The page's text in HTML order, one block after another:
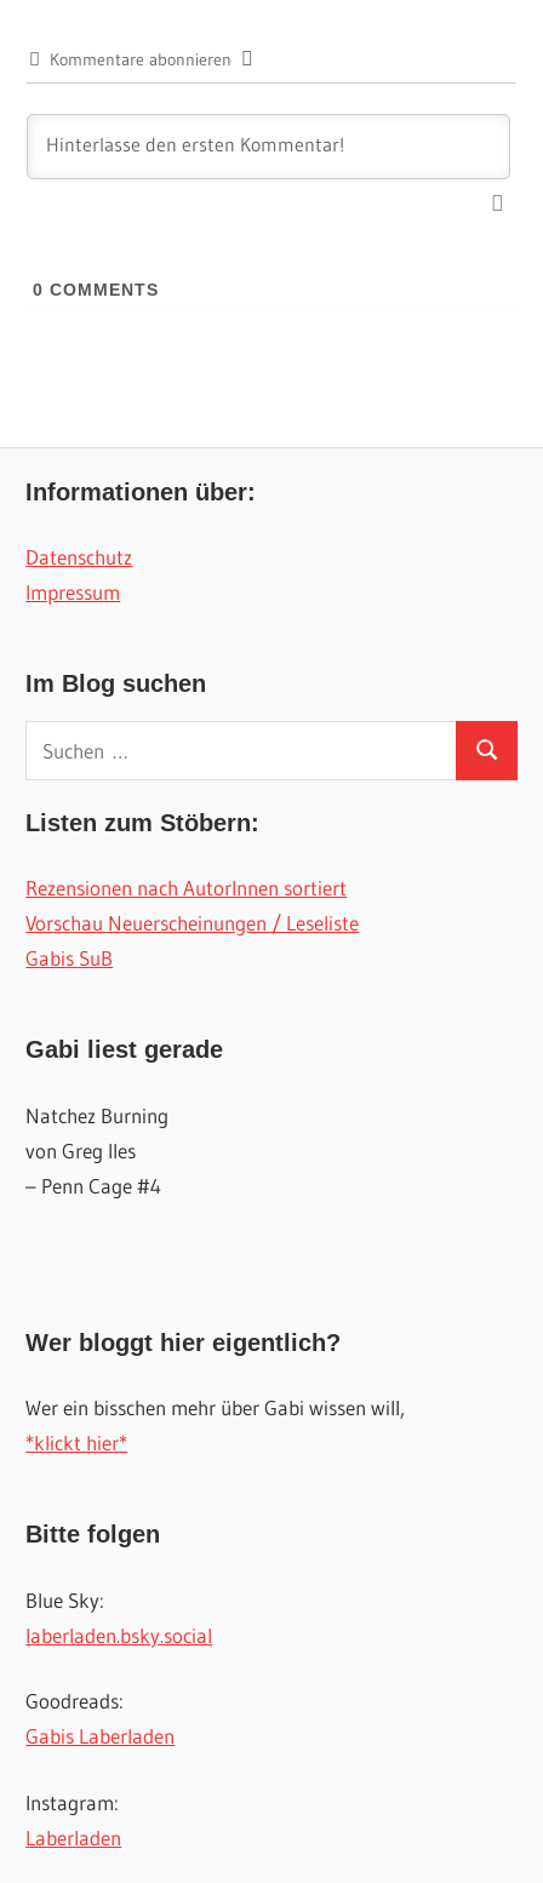
Kommentare abonnieren
0 COMMENTS
Informationen über:
Datenschutz
Impressum
Im Blog suchen
Suchen
Listen zum Stöbern:
Rezensionen nach AutorInnen sortiert
Vorschau Neuerscheinungen / Leseliste
Gabis SuB
Gabi liest gerade
Natchez Burning
von Greg Iles
– Penn Cage #4
Wer bloggt hier eigentlich?
Wer ein bisschen mehr über Gabi wissen will,
*klickt hier*
Bitte folgen
Blue Sky:
laberladen.bsky.social
Goodreads:
Gabis Laberladen
Instagram:
Laberladen